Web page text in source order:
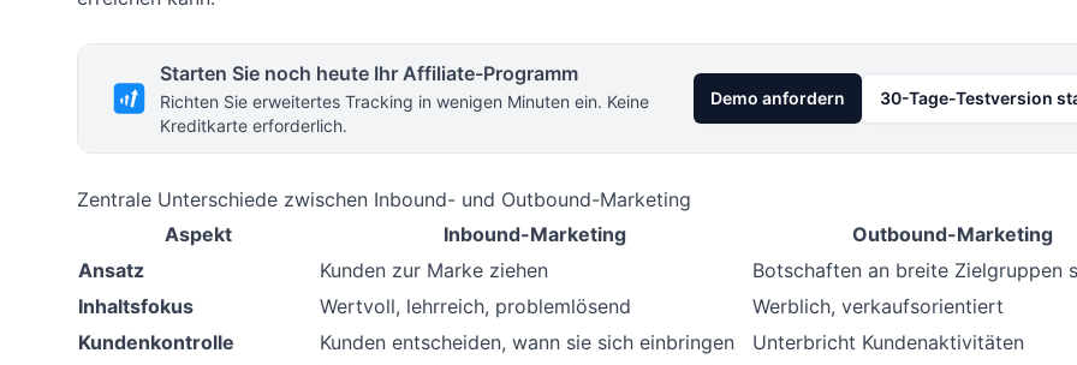
Starten Sie noch heute Ihr Affiliate-Programm
Richten Sie erweitertes Tracking in wenigen Minuten ein. Keine
Kreditkarte erforderlich.
Demo anfordern 30-Tage-Testversion
Zentrale Unterschiede zwischen Inbound- und Outbound-Marketing
Aspekt
Inbound-Marketing
Outbound-Marketing
Ansatz
Kunden zur Marke ziehen
Botschaften an breite Zielgruppen
Inhaltsfokus
Wertvoll, lehrreich, problemlösend
Werblich, verkaufsorientiert
Kundenkontrolle
Kunden entscheiden, wann sie sich einbringen Unterbricht Kundenaktivitäten